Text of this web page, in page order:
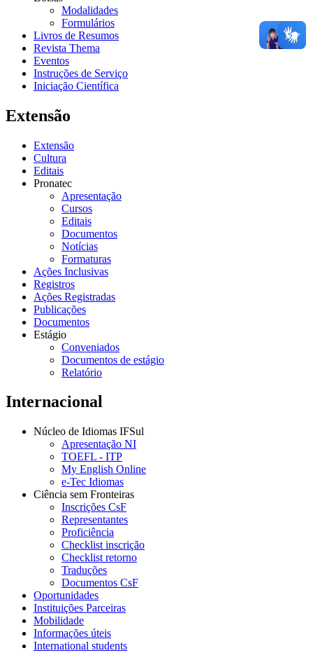
Modalidades
Formulários
Livros de Resumos
Revista Thema
Eventos
Instruções de Serviço
Iniciação Científica
Extensão
Extensão
Cultura
Editais
Pronatec
Apresentação
Cursos
Editais
Documentos
Notícias
Formaturas
Ações Inclusivas
Registros
Ações Registradas
Publicações
Documentos
Estágio
Conveniados
Documentos de estágio
Relatório
Internacional
Núcleo de Idiomas IFSul
Apresentação NI
TOEFL - ITP
My English Online
e-Tec Idiomas
Ciência sem Fronteiras
Inscrições CsF
Representantes
Proficiência
Checklist inscrição
Checklist retorno
Traduções
Documentos CsF
Oportunidades
Instituições Parceiras
Mobilidade
Informações úteis
International students